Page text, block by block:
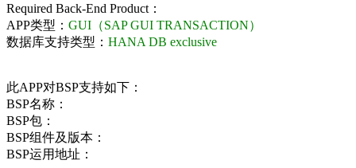
Required Back-End Product：
APP类型： GUI（SAP GUI TRANSACTION）
数据库支持类型： HANA DB exclusive
此APP对BSP支持如下：
BSP名称：
BSP包：
BSP组件及版本：
BSP运用地址：